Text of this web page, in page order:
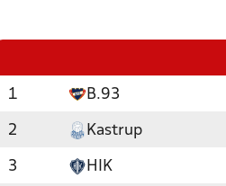
1 B.93
2 Kastrup
3 HIK